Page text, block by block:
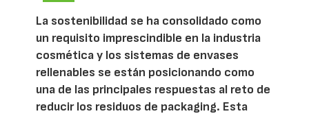
La sostenibilidad se ha consolidado como
un requisito imprescindible en la industria
cosmética y los sistemas de envases
rellenables se están posicionando como
una de las principales respuestas al reto de
reducir los residuos de packaging. Esta